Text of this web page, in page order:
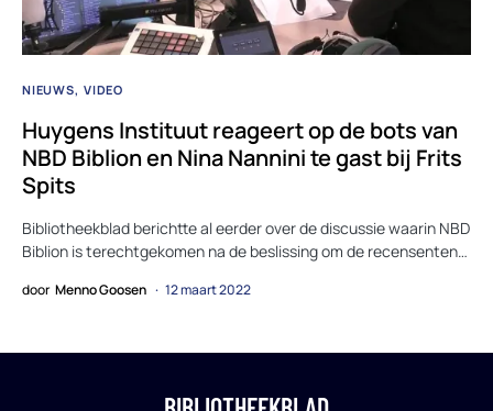
NIEUWS VIDEO
Huygens Instituut reageert op de bots van
NBD Biblion en Nina Nannini te gast bij Frits
Spits
Bibliotheekblad berichtte al eerder over de discussie waarin NBD
Biblion is terechtgekomen na de beslissing om de recensenten…
door Menno Goosen 12 maart 2022